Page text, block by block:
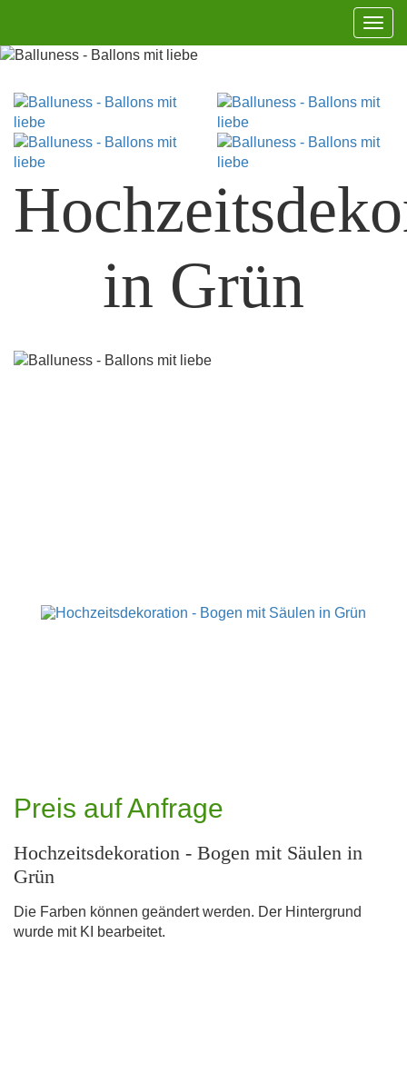
in Grün
Preis auf Anfrage
Hochzeitsdekoration - Bogen mit Säulen in
Grün
Die Farben können geändert werden. Der Hintergrund
wurde mit KI bearbeitet.